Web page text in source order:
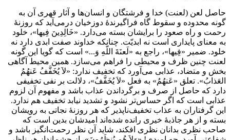
حاصل لعن (لعنت) خدا و فرشتگان و انسان‌ها و آثار قهرى آن به
گونه محدوده و سقوط گاه فراگيرندۀ دوزخيان درمى‌آيد كه روزنۀ
رحمت و راه صعود را برايشان بسته مى‌دارد. «خَالِدِينَ فِيها»، خلود
به معناى پايدارى است نه ابديّت. چنانكه خداوند صفت ابدى دارد نه
خلود. ضمير «فِيها»، راجع به «لَعنَةَ اللّهِ وَ...» است كه گويا اين گونه
لعنت چنين ظرف و محيطى را فراهم مى‌سازد. همين محيط آگاهى
بخش و متضاد، عذابى مى‌آورد كه تخفيف ندارد: «لاَ يُخَفَّفُ عَنهُمُ
العَذابُ». تعلق «عَنهُمُ» به فعل «لاَ يُخَفَّفُ»، دلالت بر نفى تخفيفى
دارد كه حاصل از صرف و برگرداندن عذاب باشد و مفهوم آن لزوم
عذابى است كه اگر حساس‌تر نشود و تشديد نيابد تخفيف هم ندارد.
اين گرفتاران به عذاب تخفيف‌ناپذير كه هر روزنۀ نجاتى به رويشان
بسته و از هر جاذبۀ خيرى رانده شده‌اند اميدشان بدين است كه
صاحب نظرى بدانان نظرى افكند، شايد آن نظر رحمت‌انگيز باشد و